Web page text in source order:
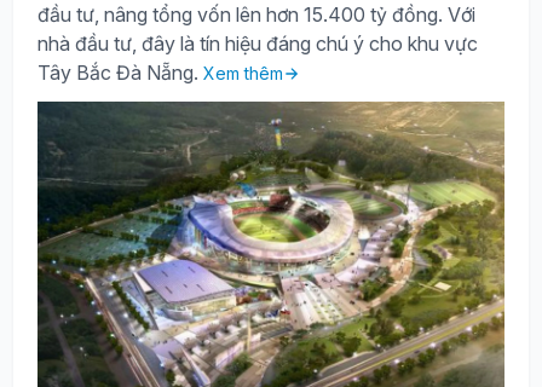
đầu tư, nâng tổng vốn lên hơn 15.400 tỷ đồng. Với
nhà đầu tư, đây là tín hiệu đáng chú ý cho khu vực
Tây Bắc Đà Nẵng. Xem thêm